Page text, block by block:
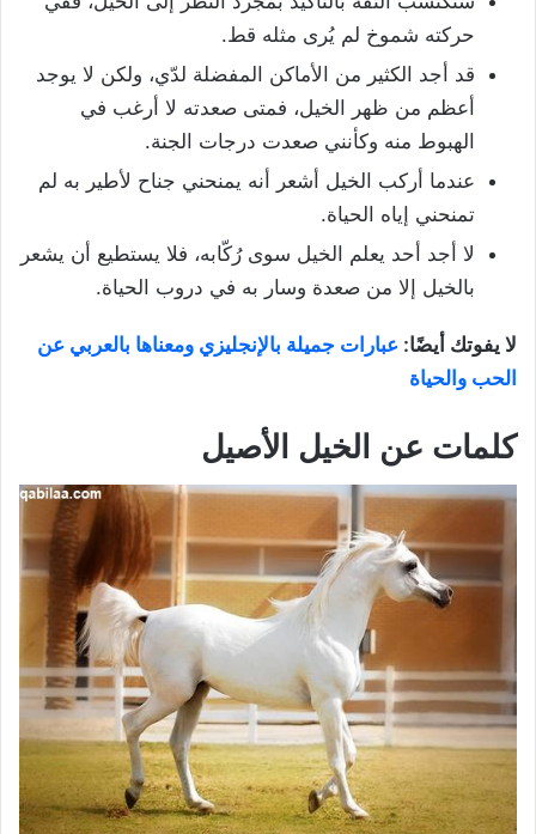
حركته شموخ لم يُرى مثله قط.
قد أجد الكثير من الأماكن المفضلة لدّي، ولكن لا يوجد
أعظم من ظهر الخيل، فمتى صعدته لا أرغب في
الهبوط منه وكأنني صعدت درجات الجنة.
عندما أركب الخيل أشعر أنه يمنحني جناح لأطير به لم
تمنحني إياه الحياة.
لا أجد أحد يعلم الخيل سوى رُكّابه، فلا يستطيع أن يشعر
بالخيل إلا من صعدة وسار به في دروب الحياة.
لا يفوتك أيضًا: عبارات جميلة بالإنجليزي ومعناها بالعربي عن
الحب والحياة
كلمات عن الخيل الأصيل